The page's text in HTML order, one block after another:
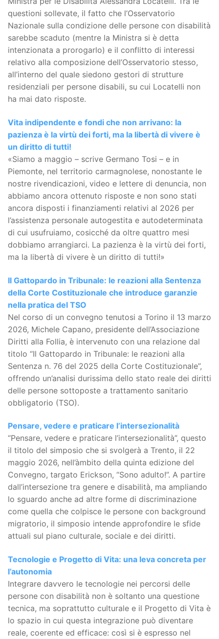
questioni sollevate, il fatto che l’Osservatorio
Nazionale sulla condizione delle persone con disabilità
sarebbe scaduto (mentre la Ministra si è detta
intenzionata a prorogarlo) e il conflitto di interessi
relativo alla composizione dell’Osservatorio stesso,
all’interno del quale siedono gestori di strutture
residenziali per persone disabili, su cui Locatelli non
ha mai dato risposte.
Vita indipendente e fondi che non arrivano: la
pazienza è la virtù dei forti, ma la libertà di vivere è
un diritto di tutti!
«Siamo a maggio – scrive Germano Tosi – e in
Piemonte, nel territorio carmagnolese, nonostante le
nostre rivendicazioni, video e lettere di denuncia, non
abbiamo ancora ottenuto risposte e non sono stati
ancora disposti i finanziamenti relativi al 2026 per
l’assistenza personale autogestita e autodeterminata
di cui usufruiamo, cosicché da oltre quattro mesi
dobbiamo arrangiarci. La pazienza è la virtù dei forti,
ma la libertà di vivere è un diritto di tutti!»
Il Gattopardo in Tribunale: le reazioni alla Sentenza
della Corte Costituzionale che introduce garanzie
nella pratica del TSO
Nel corso di un convegno tenutosi a Torino il 13 marzo
2026, Michele Capano, presidente dell’Associazione
Diritti alla Follia, è intervenuto con una relazione dal
titolo “Il Gattopardo in Tribunale: le reazioni alla
Sentenza n. 76 del 2025 della Corte Costituzionale”,
offrendo un’analisi durissima dello stato reale dei diritti
delle persone sottoposte a trattamento sanitario
obbligatorio (TSO).
Pensare, vedere e praticare l’intersezionalità
“Pensare, vedere e praticare l’intersezionalità”, questo
il titolo del simposio che si svolgerà a Trento, il 22
maggio 2026, nell’àmbito della quinta edizione del
Convegno, targato Erickson, “Sono adulto!”. A partire
dall’intersezione tra genere e disabilità, ma ampliando
lo sguardo anche ad altre forme di discriminazione
come quella che colpisce le persone con background
migratorio, il simposio intende approfondire le sfide
attuali sul piano culturale, sociale e dei diritti.
Tecnologie e Progetto di Vita: una leva concreta per
l’autonomia
Integrare davvero le tecnologie nei percorsi delle
persone con disabilità non è soltanto una questione
tecnica, ma soprattutto culturale e il Progetto di Vita è
lo spazio in cui questa integrazione può diventare
reale, coerente ed efficace: così si è espresso nel